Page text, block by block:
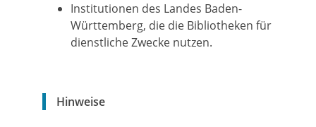
Institutionen des Landes Baden-
Württemberg, die die Bibliotheken für
dienstliche Zwecke nutzen.
Hinweise